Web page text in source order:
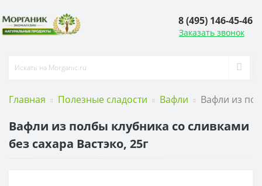
8 (495) 146-45-46
Заказать звонок
Главная Полезные сладости Вафли Вафли из
Вафли из полбы клубника со сливками
без сахара Вастэко, 25г